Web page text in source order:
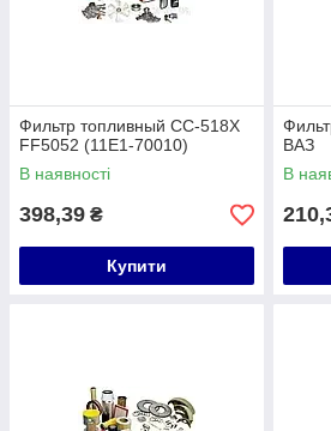
Фильтр топливный CC-518X
FF5052 (11E1-70010)
В наявності
398,39 ₴
Купити
ВАЗ
В